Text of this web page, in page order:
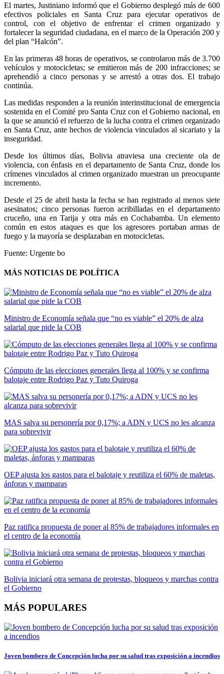
El martes, Justiniano informó que el Gobierno desplegó más de 600
efectivos policiales en Santa Cruz para ejecutar operativos de
control, con el objetivo de enfrentar el crimen organizado y
fortalecer la seguridad ciudadana, en el marco de la Operación 200 y
del plan “Halcón”.
En las primeras 48 horas de operativos, se controlaron más de 3.700
vehículos y motocicletas; se emitieron más de 200 infracciones; se
aprehendió a cinco personas y se arrestó a otras dos. El trabajo
continúa.
Las medidas responden a la reunión interinstitucional de emergencia
sostenida en el Comité pro Santa Cruz con el Gobierno nacional, en
la que se anunció el refuerzo de la lucha contra el crimen organizado
en Santa Cruz, ante hechos de violencia vinculados al sicariato y la
inseguridad.
Desde los últimos días, Bolivia atraviesa una creciente ola de
violencia, con énfasis en el departamento de Santa Cruz, donde los
crímenes vinculados al crimen organizado muestran un preocupante
incremento.
Desde el 25 de abril hasta la fecha se han registrado al menos siete
asesinatos; cinco personas fueron acribilladas en el departamento
cruceño, una en Tarija y otra más en Cochabamba. Un elemento
común en estos ataques es que los agresores portaban armas de
fuego y la mayoría se desplazaban en motocicletas.
Fuente: Urgente bo
MÁS NOTICIAS DE POLÍTICA
Ministro de Economía señala que “no es viable” el 20% de alza
salarial que pide la COB
Cómputo de las elecciones generales llega al 100% y se confirma
balotaje entre Rodrigo Paz y Tuto Quiroga
MAS salva su personería por 0,17%; a ADN y UCS no les alcanza
para sobrevivir
OEP ajusta los gastos para el balotaje y reutiliza el 60% de maletas,
ánforas y mamparas
Paz ratifica propuesta de poner al 85% de trabajadores informales en
el centro de la economía
Bolivia iniciará otra semana de protestas, bloqueos y marchas contra
el Gobierno
MÁS POPULARES
Joven bombero de Concepción lucha por su salud tras exposición a incendios